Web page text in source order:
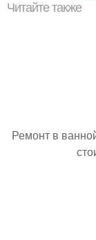
Читайте также
Ремонт в